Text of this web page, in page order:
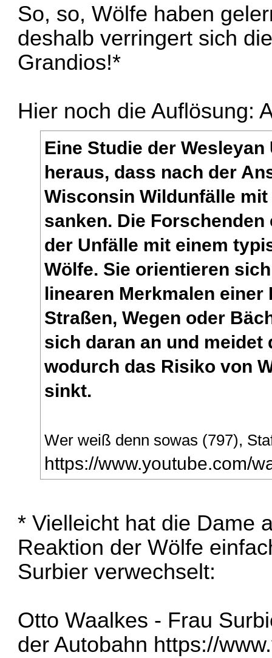
So, so, Wölfe haben
deshalb verringert sich
Grandios!*
Hier noch die Auflösung:
Eine Studie der
heraus, dass nach der
Wisconsin Wildunfälle
sanken. Die
der Unfälle mit einem
Wölfe. Sie orientieren
linearen Merkmalen einer
Straßen, Wegen oder
sich daran an und meidet
wodurch das Risiko von
sinkt.
Wer weiß denn sowas (797),
https://www.youtube.com/
* Vielleicht hat die Dame
Reaktion der Wölfe
Surbier verwechselt:
Otto Waalkes - Frau
der Autobahn https://